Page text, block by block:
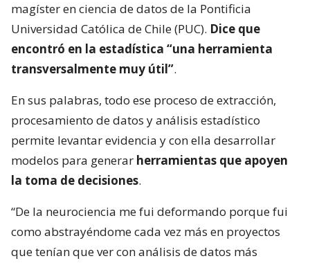
magíster en ciencia de datos de la Pontificia
Universidad Católica de Chile (PUC). Dice que
encontró en la estadística “una herramienta
transversalmente muy útil”.
En sus palabras, todo ese proceso de extracción,
procesamiento de datos y análisis estadístico
permite levantar evidencia y con ella desarrollar
modelos para generar herramientas que apoyen
la toma de decisiones.
“De la neurociencia me fui deformando porque fui
como abstrayéndome cada vez más en proyectos
que tenían que ver con análisis de datos más